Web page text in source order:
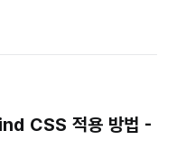
CSS 적용 방법 -